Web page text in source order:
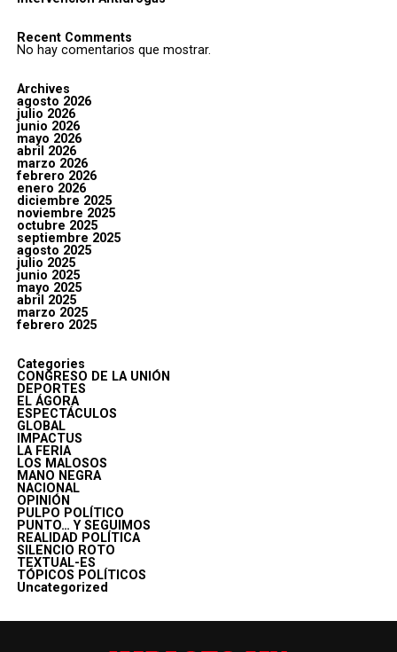
Recent Comments
No hay comentarios que mostrar.
Archives
agosto 2026
julio 2026
junio 2026
mayo 2026
abril 2026
marzo 2026
febrero 2026
enero 2026
diciembre 2025
noviembre 2025
octubre 2025
septiembre 2025
agosto 2025
julio 2025
junio 2025
mayo 2025
abril 2025
marzo 2025
febrero 2025
Categories
CONGRESO DE LA UNIÓN
DEPORTES
EL ÁGORA
ESPECTÁCULOS
GLOBAL
IMPACTUS
LA FERIA
LOS MALOSOS
MANO NEGRA
NACIONAL
OPINIÓN
PULPO POLÍTICO
PUNTO… Y SEGUIMOS
REALIDAD POLÍTICA
SILENCIO ROTO
TEXTUAL-ES
TÓPICOS POLÍTICOS
Uncategorized